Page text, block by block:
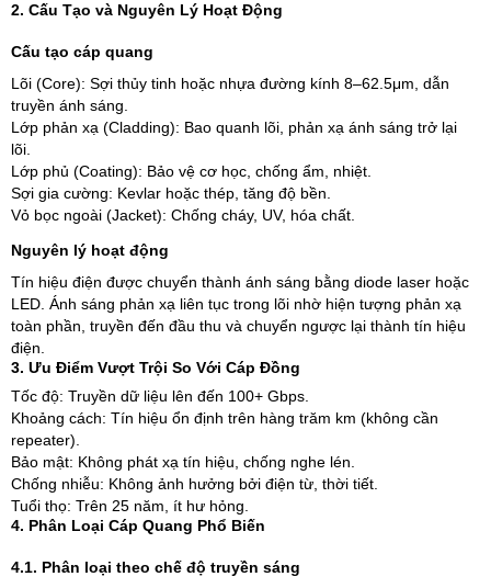
2. Cấu Tạo và Nguyên Lý Hoạt Động
Cấu tạo cáp quang
Lõi (Core): Sợi thủy tinh hoặc nhựa đường kính 8–62.5μm, dẫn
truyền ánh sáng.
Lớp phản xạ (Cladding): Bao quanh lõi, phản xạ ánh sáng trở lại
lõi.
Lớp phủ (Coating): Bảo vệ cơ học, chống ẩm, nhiệt.
Sợi gia cường: Kevlar hoặc thép, tăng độ bền.
Vỏ bọc ngoài (Jacket): Chống cháy, UV, hóa chất.
Nguyên lý hoạt động
Tín hiệu điện được chuyển thành ánh sáng bằng diode laser hoặc
LED. Ánh sáng phản xạ liên tục trong lõi nhờ hiện tượng phản xạ
toàn phần, truyền đến đầu thu và chuyển ngược lại thành tín hiệu
điện.
3. Ưu Điểm Vượt Trội So Với Cáp Đồng
Tốc độ: Truyền dữ liệu lên đến 100+ Gbps.
Khoảng cách: Tín hiệu ổn định trên hàng trăm km (không cần
repeater).
Bảo mật: Không phát xạ tín hiệu, chống nghe lén.
Chống nhiễu: Không ảnh hưởng bởi điện từ, thời tiết.
Tuổi thọ: Trên 25 năm, ít hư hỏng.
4. Phân Loại Cáp Quang Phổ Biến
4.1. Phân loại theo chế độ truyền sáng